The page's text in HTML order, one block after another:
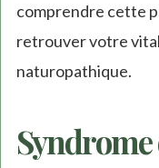
comprendre cette
retrouver votre
naturopathique.